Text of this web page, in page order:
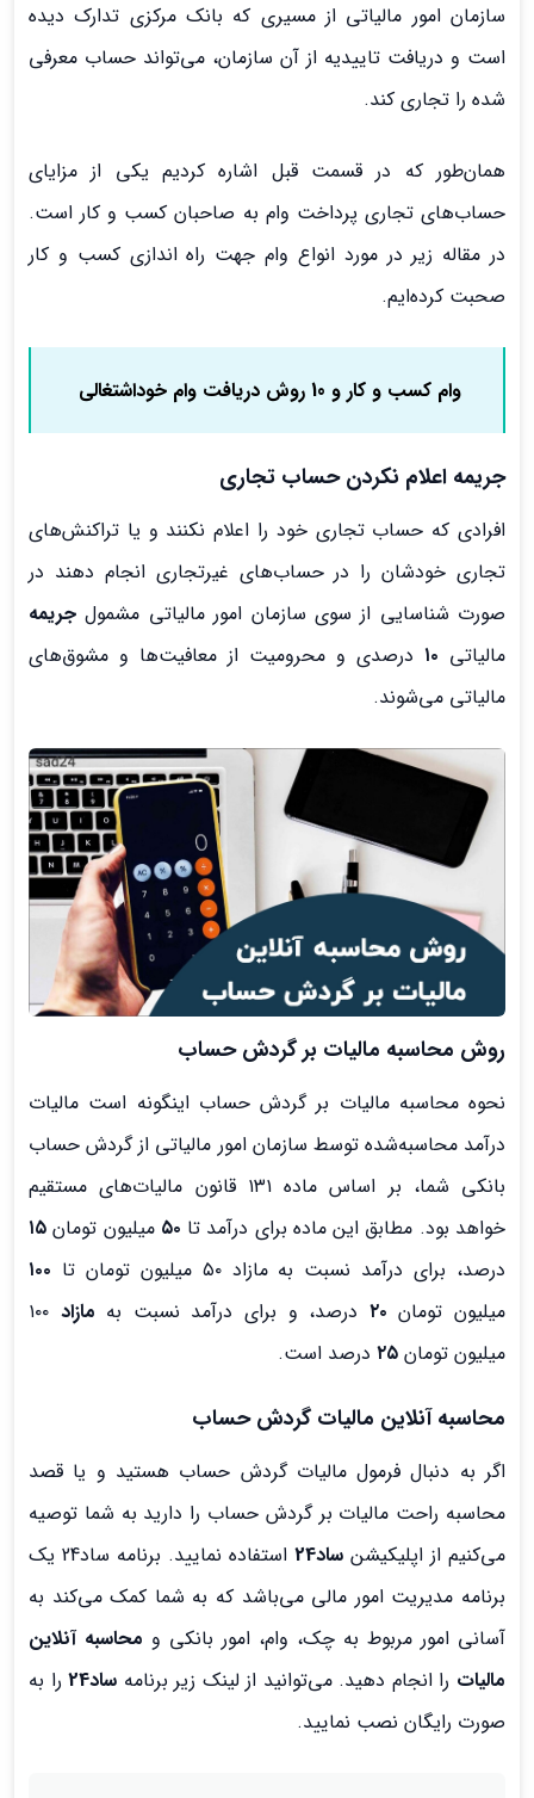
سازمان امور مالیاتی از مسیری که بانک مرکزی تدارک دیده
است و دریافت تاییدیه از آن سازمان، می‌تواند حساب معرفی
شده را تجاری کند.
همان‌طور که در قسمت قبل اشاره کردیم یکی از مزایای
حساب‌های تجاری پرداخت وام به صاحبان کسب و کار است.
در مقاله زیر در مورد انواع وام جهت راه اندازی کسب و کار
صحبت کرده‌ایم.
وام کسب و کار و 10 روش دریافت وام خوداشتغالی
جریمه اعلام نکردن حساب تجاری
افرادی که حساب تجاری خود را اعلام نکنند و یا تراکنش‌های
تجاری خودشان را در حساب‌های غیر‌تجاری انجام دهند در
صورت شناسایی از سوی سازمان امور مالیاتی مشمول جریمه
مالیاتی ۱۰ درصدی و محرومیت از معافیت‌ها و مشوق‌های
مالیاتی می‌شوند.
روش محاسبه مالیات بر گردش حساب
نحوه محاسبه مالیات بر گردش حساب اینگونه است مالیات
درآمد محاسبه‌شده توسط سازمان امور مالیاتی از گردش حساب
بانکی شما، بر اساس ماده ۱۳۱ قانون مالیات‌های مستقیم
خواهد بود. مطابق این ماده برای درآمد تا ۵۰ میلیون تومان ۱۵
درصد، برای درآمد نسبت به مازاد ۵۰ میلیون تومان تا
۱۰۰
میلیون تومان ۲۰ درصد، و برای درآمد نسبت به مازاد ۱۰۰
میلیون تومان ۲۵ درصد است.
محاسبه آنلاین مالیات گردش حساب
اگر به دنبال فرمول مالیات گردش حساب هستید و یا قصد
محاسبه راحت مالیات بر گردش حساب را دارید به شما توصیه
می‌کنیم از اپلیکیشن ساد24
استفاده نمایید. برنامه ساد24 یک
برنامه مدیریت امور مالی می‌باشد که به شما کمک می‌کند به
آسانی امور مربوط به چک، وام، امور بانکی و محاسبه آنلاین
مالیات را انجام دهید. می‌توانید از لینک زیر برنامه ساد24
را به
صورت رایگان نصب نمایید.